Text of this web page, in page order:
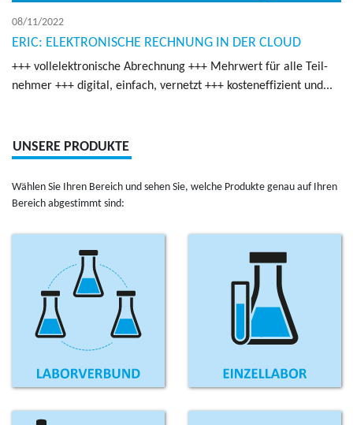
08/11/2022
ERIC: ELEKTRONISCHE RECHNUNG IN DER CLOUD
+++ vol­le­lek­tro­nische Abrech­nung +++ Mehr­wert für alle Teil­
neh­mer +++ digi­tal, ein­fach, ver­netzt +++ kos­te­nef­fi­zient und...
UNSERE PRODUKTE
Wählen Sie Ihren Bereich und sehen Sie, welche Pro­dukte genau auf Ihren
Bereich abges­timmt sind: